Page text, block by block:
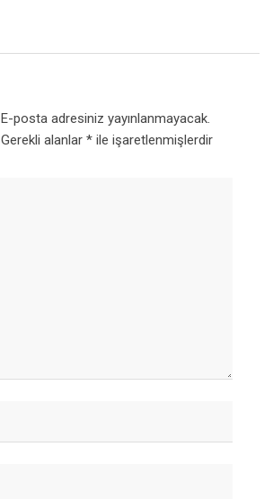
E-posta adresiniz yayınlanmayacak.
Gerekli alanlar *ile işaretlenmişlerdir